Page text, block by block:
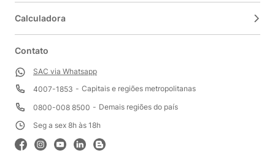
Calculadora
Contato
SAC via Whatsapp
4007-1853
Capitais e regiões metropolitanas
0800-008 8500
Demais regiões do país
Seg a sex 8h às 18h